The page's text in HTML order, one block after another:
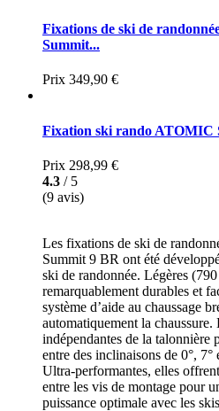
Fixations de ski de
Summit...
Prix 349,90 €
Fixation ski rando ATOMIC
Prix 298,99 €
4.3 / 5
(9 avis)
Les fixations de ski de
Summit 9 BR ont été
ski de randonnée. Légères
remarquablement durables et
système d’aide au chaussage
automatiquement la chaussure.
indépendantes de la talonnière
entre des inclinaisons de 0°, 7°
Ultra-performantes, elles
entre les vis de montage pour
puissance optimale avec les